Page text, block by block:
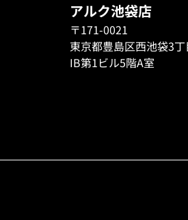
アルク池袋店
〒171-0021
東京都豊島区西池袋3
IB第1ビル5階A室